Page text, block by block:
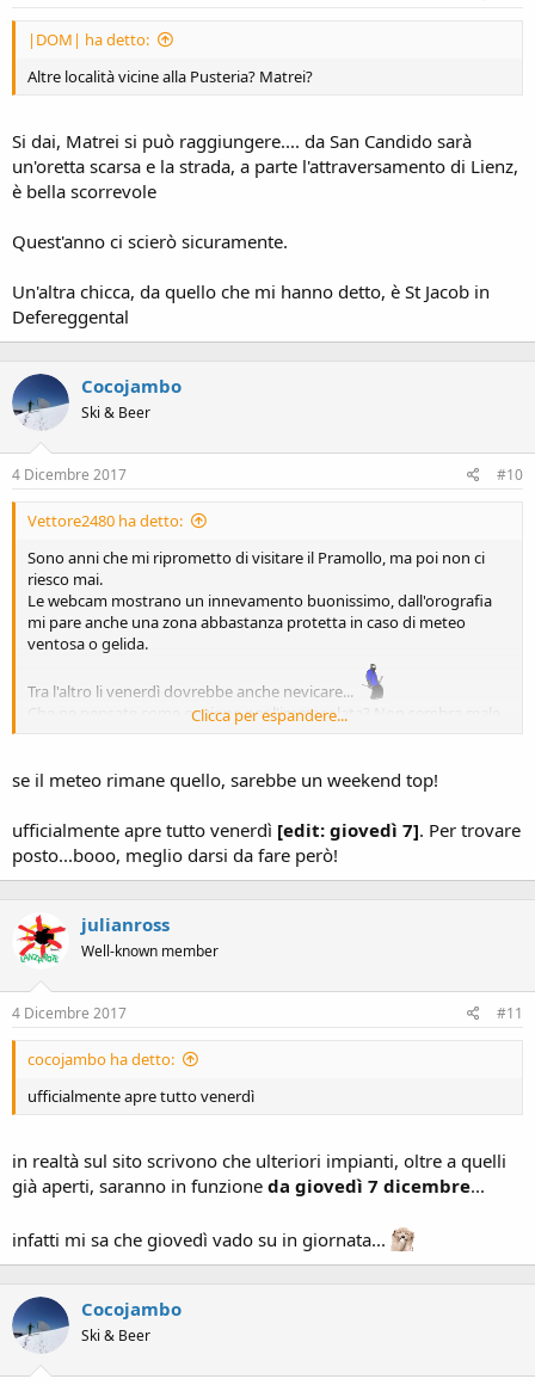
|DOM| ha detto:
Altre località vicine alla Pusteria? Matrei?
Si dai, Matrei si può raggiungere.... da San Candido sarà
un'oretta scarsa e la strada, a parte l'attraversamento di Lienz,
è bella scorrevole
Quest'anno ci scierò sicuramente.
Un'altra chicca, da quello che mi hanno detto, è St Jacob in
Defereggental
Cocojambo
Ski & Beer
4 Dicembre 2017 #10
Vettore2480 ha detto:
Sono anni che mi riprometto di visitare il Pramollo, ma poi non ci
riesco mai.
Le webcam mostrano un innevamento buonissimo, dall'orografia
mi pare anche una zona abbastanza protetta in caso di meteo
ventosa o gelida.
Tra l'altro li venerdì dovrebbe anche nevicare...
Che ne pensate come opzione per l'immacolata? Non sembra male..
Clicca per espandere...
se il meteo rimane quello, sarebbe un weekend top!
ufficialmente apre tutto venerdì [edit: giovedì 7]. Per trovare
posto...booo, meglio darsi da fare però!
julianross
Well-known member
4 Dicembre 2017 #11
cocojambo ha detto:
ufficialmente apre tutto venerdì
in realtà sul sito scrivono che ulteriori impianti, oltre a quelli
già aperti, saranno in funzione da giovedì 7 dicembre...
infatti mi sa che giovedì vado su in giornata...
Cocojambo
Ski & Beer